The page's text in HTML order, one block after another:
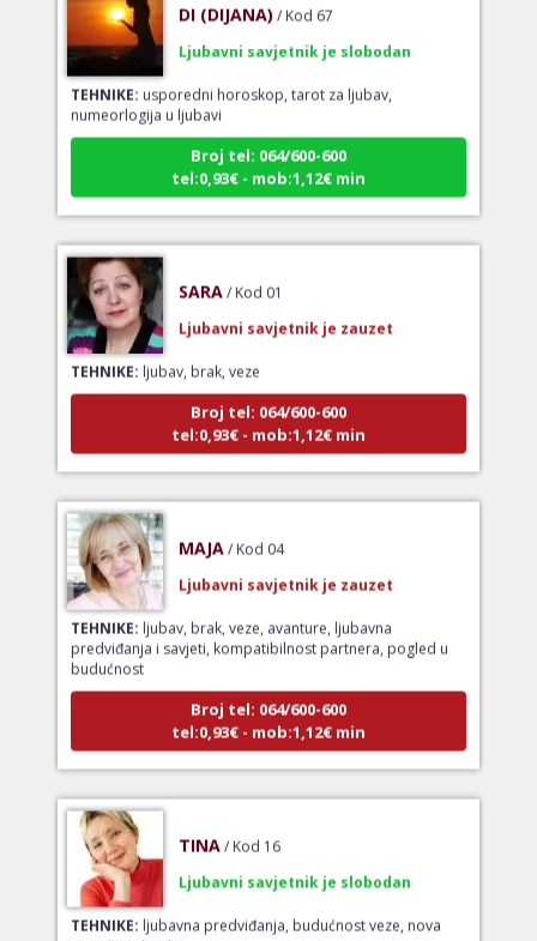
Ljubavni savjetnik je slobodan
TEHNIKE:usporedni horoskop, tarot za ljubav,
numeorlogija u ljubavi
Broj tel: 064/600-600
tel:0,93€ - mob:1,12€ min
Ljubavni savjetnik je zauzet
TEHNIKE: ljubav, brak, veze
Broj tel: 064/600-600
tel:0,93€ - mob:1,12€ min
Ljubavni savjetnik je zauzet
TEHNIKE: ljubav, brak, veze, avanture, ljubavna
predviđanja i savjeti, kompatibilnost partnera, pogled u
budućnost
Broj tel: 064/600-600
tel:0,93€ - mob:1,12€ min
Ljubavni savjetnik je slobodan
TEHNIKE:ljubavna predviđanja, budućnost veze, nova
veza, pomirenje